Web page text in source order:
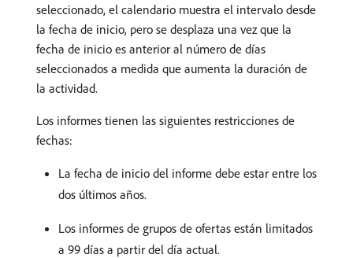
seleccionado, el calendario muestra el intervalo desde
la fecha de inicio, pero se desplaza una vez que la
fecha de inicio es anterior al número de días
seleccionados a medida que aumenta la duración de
la actividad.
Los informes tienen las siguientes restricciones de
fechas:
La fecha de inicio del informe debe estar entre los
dos últimos años.
Los informes de grupos de ofertas están limitados
a 99 días a partir del día actual.